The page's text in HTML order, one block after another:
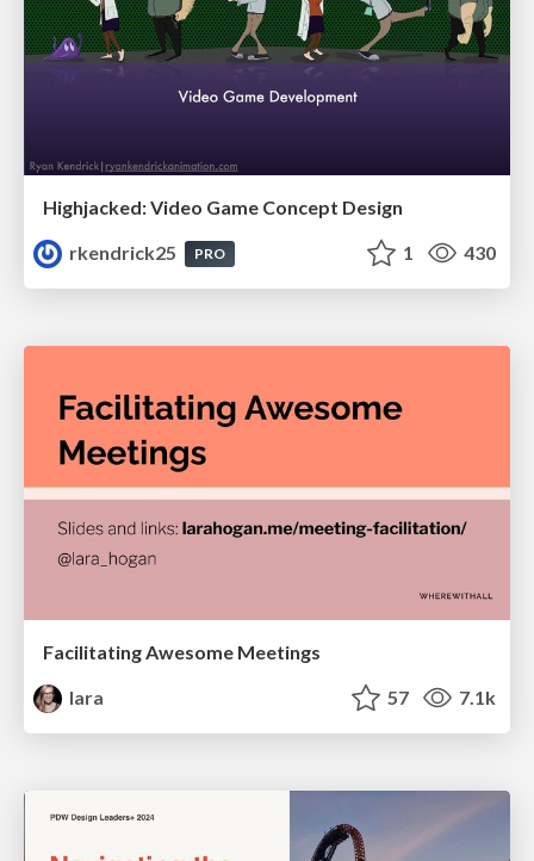
Highjacked: Video Game Concept Design
rkendrick25
PRO 1 430
Facilitating Awesome Meetings
lara
57 7.1k